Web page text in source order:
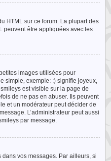
HTML sur ce forum. La plupart des
peuvent être appliquées avec les
images utilisées pour
simple, exemple: :) signifie joyeux,
est visible sur la page de
de ne pas en abuser. Ils peuvent
et un modérateur peut décider de
L’administrateur peut aussi
par message.
vos messages. Par ailleurs, si